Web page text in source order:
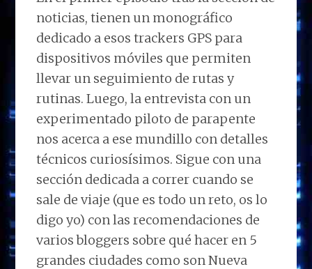
noticias, tienen un monográfico
dedicado a esos trackers GPS para
dispositivos móviles que permiten
llevar un seguimiento de rutas y
rutinas. Luego, la entrevista con un
experimentado piloto de parapente
nos acerca a ese mundillo con detalles
técnicos curiosísimos. Sigue con una
sección dedicada a correr cuando se
sale de viaje (que es todo un reto, os lo
digo yo) con las recomendaciones de
varios bloggers sobre qué hacer en 5
grandes ciudades como son Nueva